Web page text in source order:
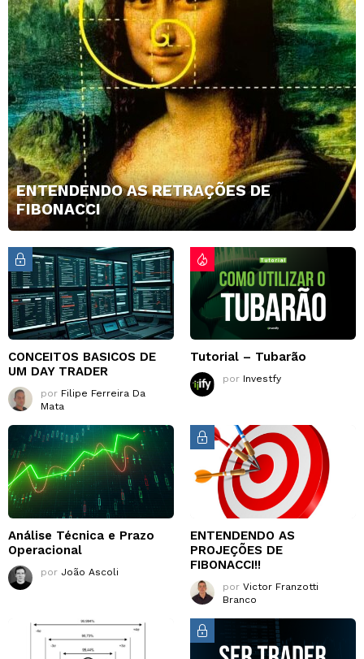
ENTENDENDO AS RETRAÇÕES DE
FIBONACCI
CONCEITOS BASICOS DE
UM DAY TRADER
por Filipe Ferreira Da
Mata
Tutorial – Tubarão
por Investfy
Análise Técnica e Prazo
Operacional
por João Ascoli
ENTENDENDO AS
PROJEÇÕES DE
FIBONACCI!!
por Victor Franzotti
Branco